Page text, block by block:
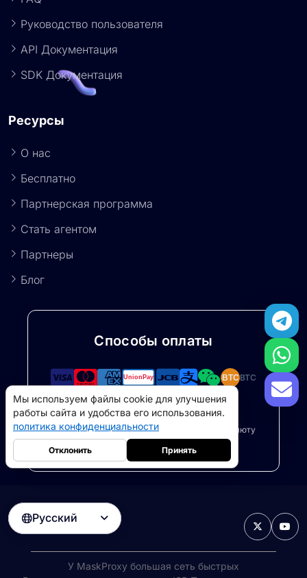
Руководство пользователя
API Документация
SDK Документация
Ресурсы
О нас
Бесплатно
Партнерская программа
Стать агентом
Партнеры
Блог
Способы оплаты
BTCBTC
ETH USDT
Безопасные платежи через Stripe и криптовалюту
(поддерживается USDT/BTC/ETH)
Русский 
У MaskProxy большая сеть быстрых
Мы используем файлы cookie для улучшения
работы сайта и удобства его использования.
политика конфиденциальности
Отклонить Принять
Резидентные прокси
Прокси-серверы для дата-центров
10GB-$5
->